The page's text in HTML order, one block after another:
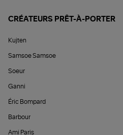
CRÉATEURS PRÊT-À-PORTER
Kujten
Samsoe Samsoe
Soeur
Ganni
Éric Bompard
Barbour
Ami Paris